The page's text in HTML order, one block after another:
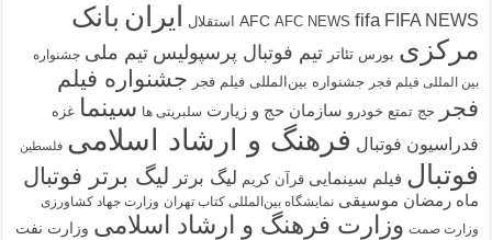
AFC AFC NEWS fifa FIFA NEWS استقلال ایران بانک
مرکزی بورس تئاتر تیم فوتبال پرسپولیس تیم ملی جشنواره
بین المللی فیلم فجر جشنواره بین‌المللی فیلم فجر جشنواره فیلم
فجر
حج تمتع خودرو سازمان حج و زیارت سلبریتی ها سینما غزه
فدراسیون فوتبال فرهنگ و ارشاد اسلامی فلسطین
فوتبال فیلم سینمایی قرآن کریم لیگ برتر لیگ برتر فوتبال
ماه رمضان موسیقی نمایشگاه بین‌المللی کتاب تهران وزارت جهاد کشاورزی
وزارت صمت وزارت فرهنگ و ارشاد اسلامی وزارت نفت